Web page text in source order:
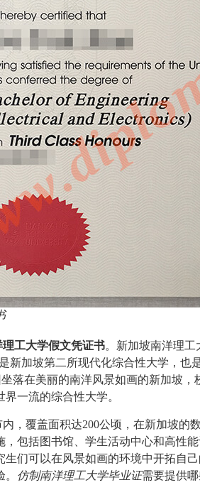
工大学假文凭证书。新加坡南洋理工
新加坡第二所现代化综合性大学，也
落在美丽的南洋风景如画的新加坡
一流的综合性大学。
覆盖面积达200公顷，在新加坡的
，包括图书馆、学生活动中心和高性
生们可以在风景如画的环境中开拓自
仿制南洋理工大学毕业证需要提供哪